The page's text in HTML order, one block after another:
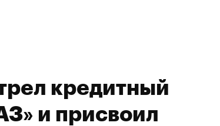
кредитный
и присвоил